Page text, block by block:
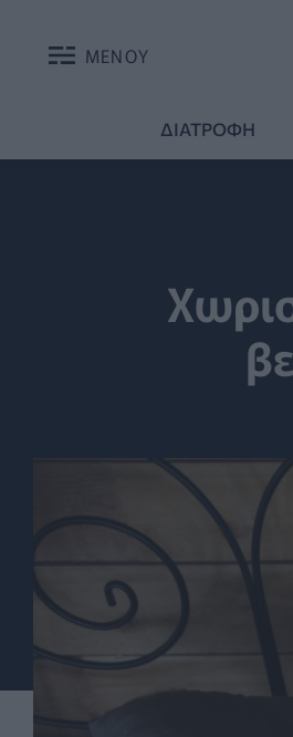
ΜΕΝΟΥ
ΔΙΑΤΡΟΦΗ